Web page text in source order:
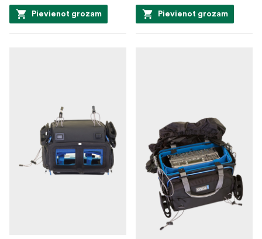
Pievienot grozam Pievienot grozam